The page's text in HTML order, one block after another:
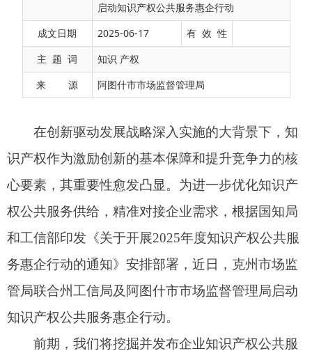
启动知识产权公共服务惠企行动
成文日期
2025-06-17
有 效 性
主 题 词
知识 产权
来 源
阿图什市市场监督管理局
在创新驱动发展战略深入实施的大背景下，知
识产权作为激励创新的基本保障和提升竞争力的核
心要素，其重要性愈发凸显。为进一步优化知识产
权公共服务供给，精准对接企业需求，根据国知局
务惠企行动的通知》安排部署，近日，克州市场监
知识产权公共服务惠企行动。
前期，我们将挖掘并发布企业知识产权公共服
务需求作为首要任务，通过多元化渠道与精细化调
研，全面掌握企业实际需求。一方面，组织专业团
队深入产业园区、科技企业孵化器等企业集聚地，
理人员进行深入交流，了解企业在专利申请、商标
注册、知识产权维权、成果转化等方面的痛点与诉
求。另一方面，通过发放调查问卷的形式，广泛收